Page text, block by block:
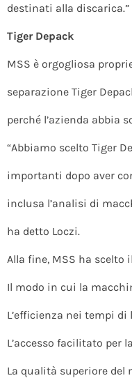
destinati alla discarica.”
Tiger Depack
MSS è orgogliosa
separazione Tiger
perché l’azienda abbia
“Abbiamo scelto Tiger
importanti dopo aver
inclusa l’analisi di
ha detto Loczi.
Alla fine, MSS ha
Il modo in cui la
L’efficienza nei tempi di
L’accesso facilitato per
La qualità superiore del